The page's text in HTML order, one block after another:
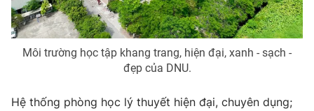
Môi trường học tập khang trang, hiện đại, xanh - sạch -
đẹp của DNU.
Hệ thống phòng học lý thuyết hiện đại, chuyên dụng;